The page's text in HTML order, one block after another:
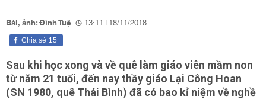
Bài, ảnh: Đình Tuệ 13:11 | 18/11/2018
15
Chia sẻ
Sau khi học xong và về quê làm giáo viên mầm non
từ năm 21 tuổi, đến nay thầy giáo Lại Công Hoan
(SN 1980, quê Thái Bình) đã có bao kỉ niệm về nghề